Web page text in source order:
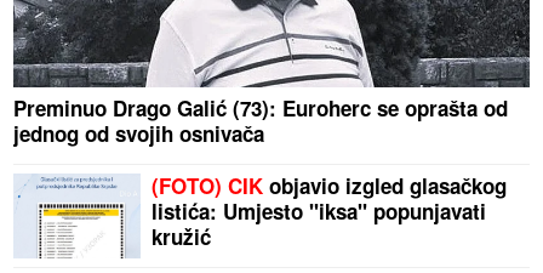
Preminuo Drago Galić (73): Euroherc se oprašta od
jednog od svojih osnivača
(FOTO) CIK objavio izgled glasačkog
listića: Umjesto "iksa" popunjavati
kružić